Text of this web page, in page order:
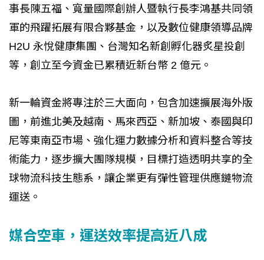
事長陳五福、寬量國際創辦人暨執行長李鴻基共同領
軍的飛躍拓展有限合夥基金，以及數位健康領導品牌
H2U 永悅健康集團、台灣知名新創孵化器炙星投創
等，創立至今資金已累積近新台幣 2 億元。
新一輪資金將專注於三大面向，包含加速擴展海外版
圖，前進北美及越南、馬來西亞、新加坡、泰國與印
尼等東南亞市場、強化運力數據分析和資料整合等技
術能力，逐步擴大團隊規模，目標打造透明共享的全
球物流科技生態系，讓企業更有彈性管理供應鏈物流
運送。
媒合空車，運送效率提高近八成